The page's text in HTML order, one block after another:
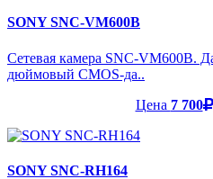
SONY SNC-VM600B
Сетевая камера SNC-VM600B.
дюймовый CMOS-да..
Цена 7 700
SONY SNC-RH164